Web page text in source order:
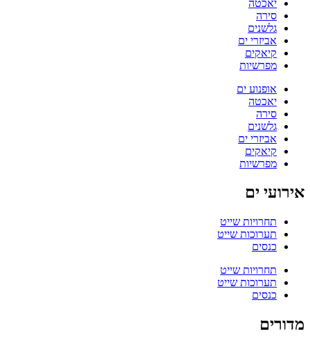
יאכטה
סירה
גלשנים
אביזרי ים
קיאקים
מפרשיות
אופנוע ים
יאכטה
סירה
גלשנים
אביזרי ים
קיאקים
מפרשיות
אירועי ים
תחרויות שייט
תערוכות שייט
כנסים
תחרויות שייט
תערוכות שייט
כנסים
מדורים